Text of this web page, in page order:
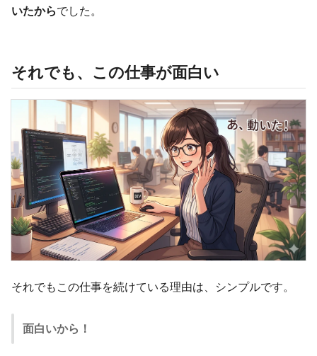
いたからでした。
それでも、この仕事が面白い
それでもこの仕事を続けている理由は、シンプルです。
面白いから！